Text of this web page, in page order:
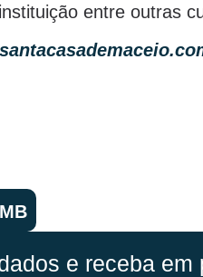
entre outras
e receba em